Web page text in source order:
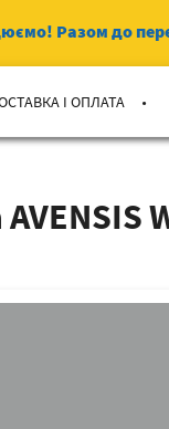
Разом до
І ОПЛАТА .